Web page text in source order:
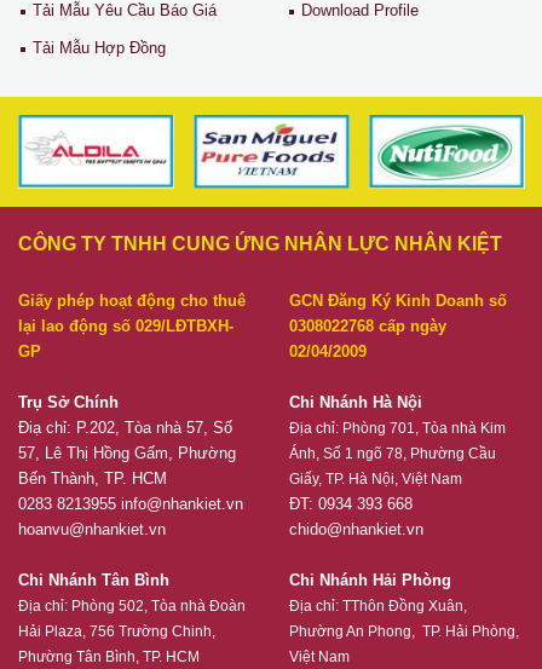
Tải Mẫu Yêu Cầu Báo Giá Download Profile
Tải Mẫu Hợp Đồng
CÔNG TY TNHH CUNG ỨNG NHÂN LỰC NHÂN KIỆT
Giấy phép hoạt động cho thuê
lại lao động số 029/LĐTBXH-
GP
Trụ Sở Chính
Điạ chỉ: P.202, Tòa nhà 57, Số
57, Lê Thị Hồng Gấm, Phường
Bến Thành, TP. HCM
0283 8213955 info@nhankiet.vn
hoanvu@nhankiet.vn
Chi Nhánh Tân Bình
Địa chỉ: Phòng 502, Tòa nhà Đoàn
Hải Plaza, 756 Trường Chinh,
Phường Tân Bình, TP. HCM
GCN Đăng Ký Kinh Doanh số
0308022768 cấp ngày
02/04/2009
Chi Nhánh Hà Nội
Địa chỉ: Phòng 701, Tòa nhà Kim
Ánh, Số 1 ngõ 78, Phường Cầu
Giấy, TP. Hà Nội, Việt Nam
ĐT: 0934 393 668
chido@nhankiet.vn
Chi Nhánh Hải Phòng
Địa chỉ: TThôn Đồng Xuân,
Phường An Phong, TP. Hải Phòng,
Việt Nam